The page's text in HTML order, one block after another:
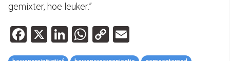
gemixter, hoe leuker.”
Facebook
X LinkedIn
WhatsApp
Copy
Link